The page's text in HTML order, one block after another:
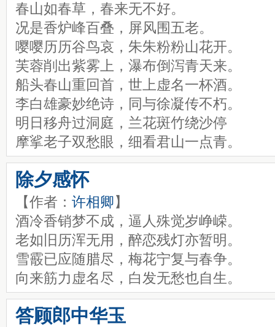
春山如春草，春来无不好。
况是香炉峰百叠，屏风围五老。
嘤嘤历历谷鸟哀，朱朱粉粉山花开。
芙蓉削出紫雾上，瀑布倒泻青天来。
船头春山重回首，世上虚名一杯酒。
李白雄豪妙绝诗，同与徐凝传不朽。
明日移舟过洞庭，兰花斑竹绕沙停
摩挲老子双愁眼，细看君山一点青。
除夕感怀
【作者： 许相卿 】
酒冷香销梦不成，逼人殊觉岁峥嵘。
老如旧历浑无用，醉恋残灯亦暂明。
雪霰已应随腊尽，梅花宁复与春争。
向来筋力虚名尽，白发无愁也自生。
答顾郎中华玉